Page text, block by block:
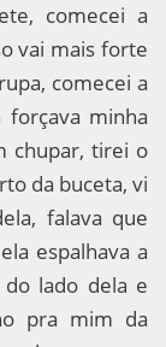
comecei a
vai mais forte
comecei a
minha
chupar, tirei o
da buceta, vi
falava que
espalhava a
lado dela e
pra mim da